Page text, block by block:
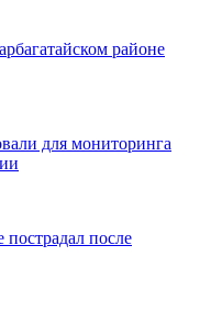
районе
для мониторинга
после